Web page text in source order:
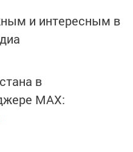
и интересным в
в
MАХ: